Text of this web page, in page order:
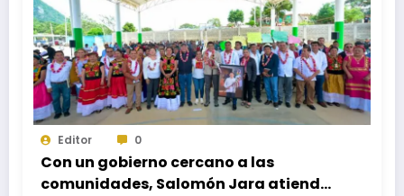
Editor 0
Con un gobierno cercano a las
comunidades, Salomón Jara atiende